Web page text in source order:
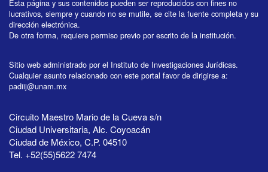
Esta página y sus contenidos pueden ser reproducidos con fines no
lucrativos, siempre y cuando no se mutile, se cite la fuente completa y su
dirección electrónica.
De otra forma, requiere permiso previo por escrito de la institución.
Sitio web administrado por el Instituto de Investigaciones Jurídicas.
Cualquier asunto relacionado con este portal favor de dirigirse a:
padiij@unam.mx
Circuito Maestro Mario de la Cueva s/n
Ciudad Universitaria, Alc. Coyoacán
Ciudad de México, C.P. 04510
Tel. +52(55)5622 7474